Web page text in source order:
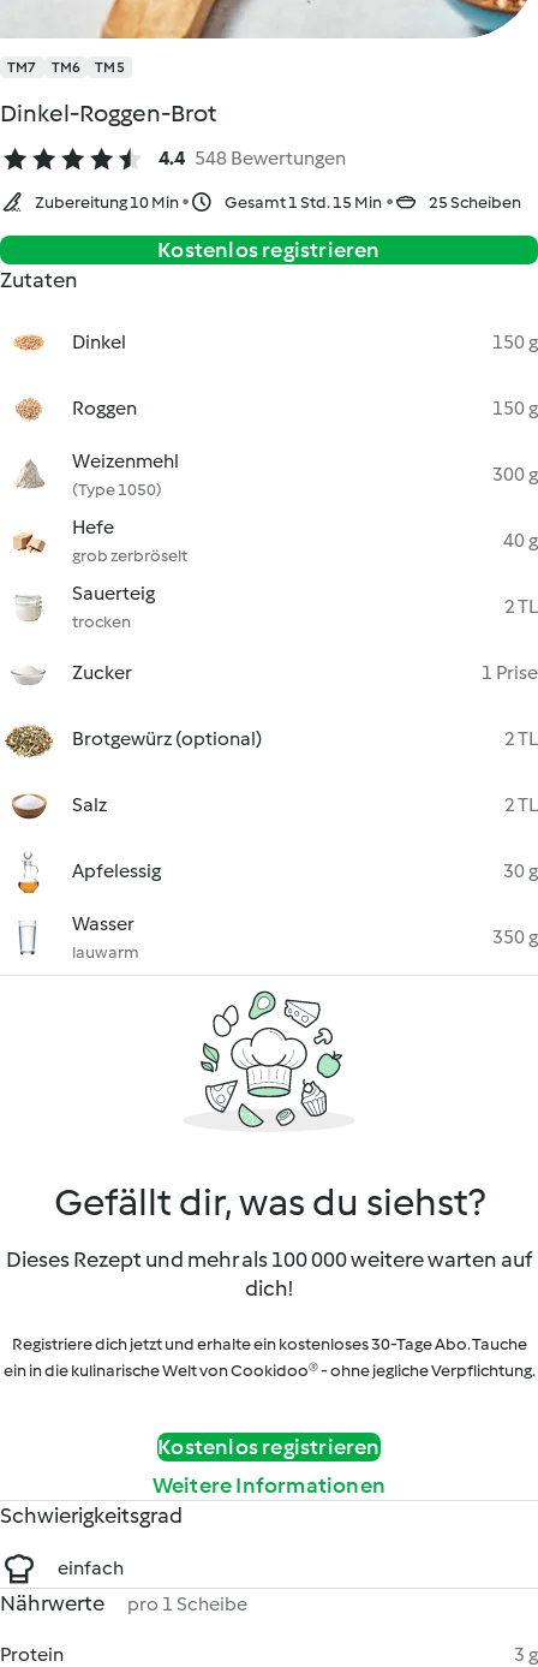
TM7 TM6 TM5
Dinkel-Roggen-Brot
4.4 548 Bewertungen
Zubereitung 10 Min Gesamt 1 Std. 15 Min 25 Scheiben
Kostenlos registrieren
Zutaten
Dinkel 150 g
Roggen 150 g
Weizenmehl
(Type 1050)
300 g
Hefe
grob zerbröselt
40 g
Sauerteig
trocken
2 TL
Zucker 1 Prise
Brotgewürz (optional) 2 TL
Salz 2 TL
Apfelessig 30 g
Wasser
lauwarm
350 g
Gefällt dir, was du siehst?
Dieses Rezept und mehr als 100 000 weitere warten auf
dich!
Registriere dich jetzt und erhalte ein kostenloses 30-Tage Abo. Tauche
ein in die kulinarische Welt von Cookidoo® - ohne jegliche Verpflichtung.
Kostenlos registrieren
Weitere Informationen
Schwierigkeitsgrad
einfach
Nährwerte pro 1 Scheibe
Protein
3 g